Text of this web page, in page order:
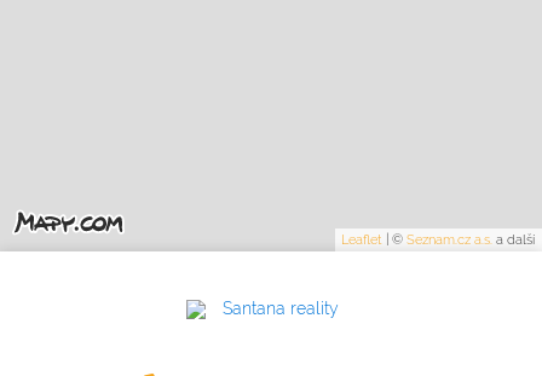
Leaflet ©Seznam.cz a.s. a další